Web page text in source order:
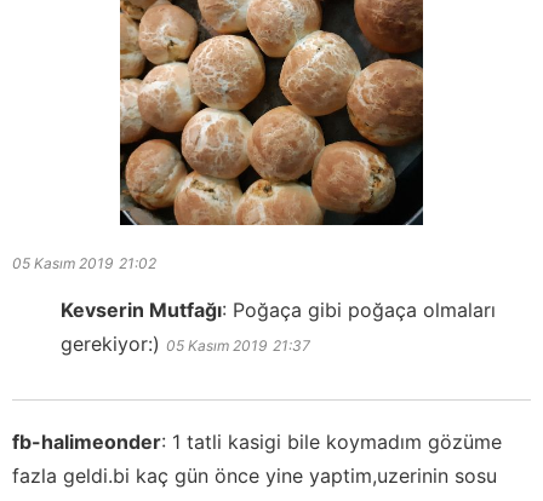
05 Kasım 2019 21:02
Kevserin Mutfağı: Poğaça gibi poğaça olmaları
gerekiyor:) 05 Kasım 2019 21:37
fb-halimeonder: 1 tatli kasigi bile koymadım gözüme
fazla geldi.bi kaç gün önce yine yaptim,uzerinin sosu